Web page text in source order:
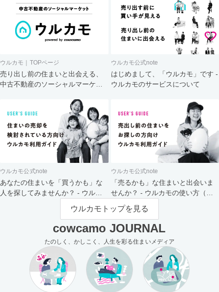
ウルカモ｜TOPページ
売り出し前の住まいと出会える、
中古不動産のソーシャルマーケッ
ウルカモ公式note
はじめまして、「ウルカモ」です -
ウルカモのサービスについて
ウルカモ公式note
あなたの住まいを「買うかも」な
人を探してみませんか？ - ウルカ
ウルカモ公式note
「売るかも」な住まいと出会いま
せんか？ - ウルカモの使い方（買
主さま向け）
ウルカモトップを見る
cowcamo JOURNAL
たのしく、かしこく、人生を彩る住まいメディア